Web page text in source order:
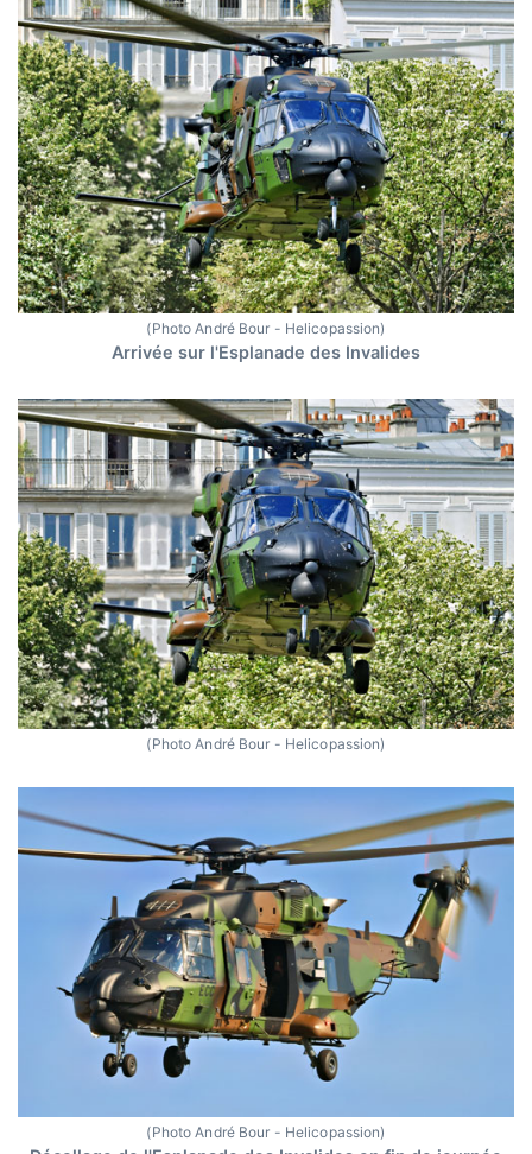
(Photo André Bour - Helicopassion)
Arrivée sur l'Esplanade des Invalides
(Photo André Bour - Helicopassion)
(Photo André Bour - Helicopassion)